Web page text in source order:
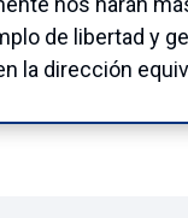
de libertad y
la dirección